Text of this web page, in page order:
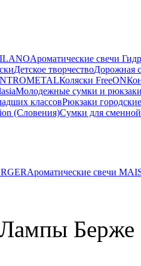
Ароматические свечи
Детское творчествоДорожная
Коляски FreeON
Молодежные сумки и
классовРюкзаки городские
(Словения)Сумки для
Ароматические свечи